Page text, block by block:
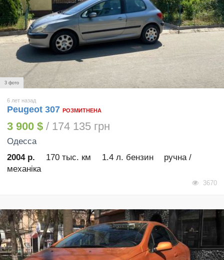
3 фото
6 лет назад
Peugeot 307 РОЗМИТНЕНА
3 900 $ / 174 135 грн
Одесса
2004 р.
170 тыс. км 1.4 л. бензин
ручна /
механіка
3670